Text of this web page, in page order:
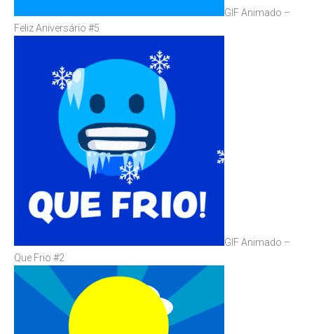
GIF Animado –
Feliz Aniversário #5
GIF Animado –
Que Frio #2